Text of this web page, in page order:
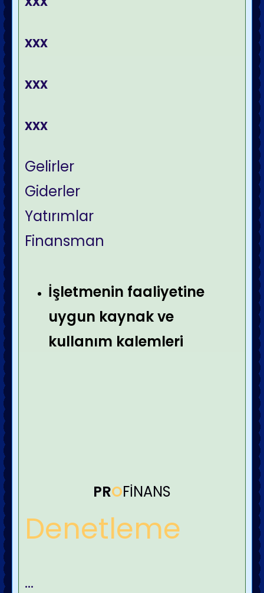
xxx
xxx
xxx
Gelirler
Giderler
Yatırımlar
Finansman
İşletmenin faaliyetine
uygun kaynak ve
kullanım kalemleri
PROFİNANS
Denetleme
...